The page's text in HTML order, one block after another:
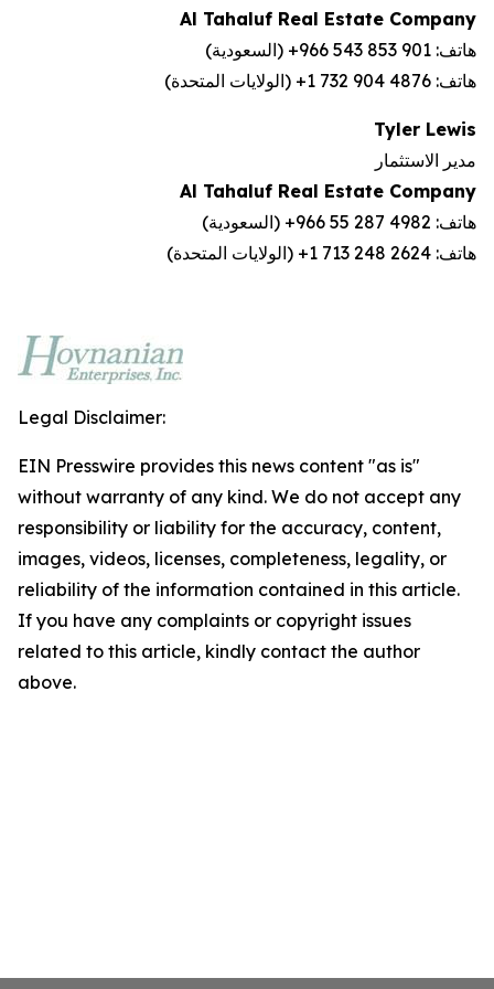
Al Tahaluf Real Estate Company
هاتف: +966 543 853 901 (السعودية)
هاتف: +1 732 904 4876 (الولايات المتحدة)
Tyler Lewis
مدير الاستثمار
Al Tahaluf Real Estate Company
هاتف: +966 55 287 4982 (السعودية)
هاتف: +1 713 248 2624 (الولايات المتحدة)
Legal Disclaimer:
EIN Presswire provides this news content "as is"
without warranty of any kind. We do not accept any
responsibility or liability for the accuracy, content,
images, videos, licenses, completeness, legality, or
reliability of the information contained in this article.
If you have any complaints or copyright issues
related to this article, kindly contact the author
above.